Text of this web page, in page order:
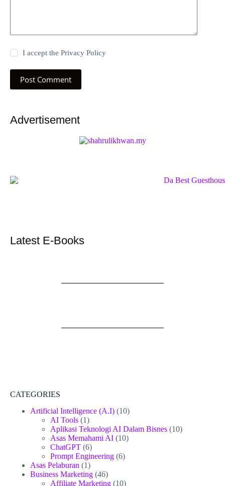
I accept thePrivacy Policy
Post Comment
Advertisement
Latest E-Books
CATEGORIES
Artificial Intelligence (A.I) (10)
AI Tools (1)
Aplikasi Teknologi AI Dalam Bisnes (10)
Asas Memahami AI (10)
ChatGPT (6)
Prompt Engineering (6)
Asas Pelaburan (1)
Business Marketing (46)
Affiliate Marketing (10)